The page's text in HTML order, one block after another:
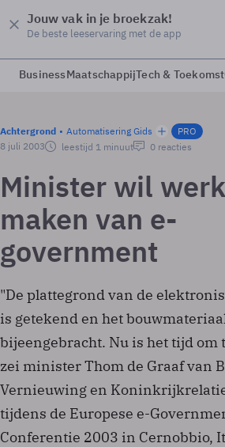
Jouw vak in je broekzak!
De beste leeservaring met de app
BusinessMaatschappijTech & Toekomst
Achtergrond Automatisering Gids
PRO
8 juli 2003
leestijd 1 minuut 0 reacties
Minister wil werk
maken van e-
government
"De plattegrond van de
is getekend en het
bijeengebracht. Nu is het tijd om
zei minister Thom de Graaf van
Vernieuwing en
tijdens de Europese e-
Conferentie 2003 in Cernobbio,